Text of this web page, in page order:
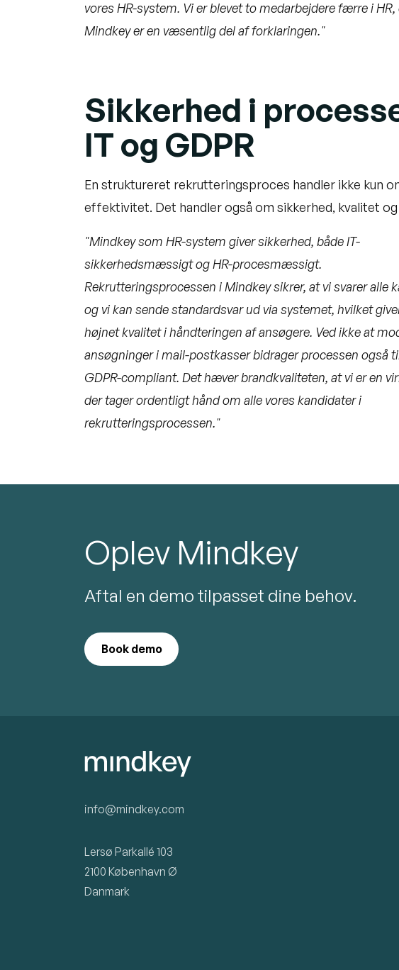
vores HR-system. Vi er blevet to medarbejdere færre i HR,
Mindkey er en væsentlig del af forklaringen."
Sikkerhed i
IT og GDPR
En struktureret rekrutteringsproces handler ikke kun
effektivitet. Det handler også om sikkerhed, kvalitet og
"Mindkey som HR-system giver sikkerhed, både IT-
sikkerhedsmæssigt og HR-procesmæssigt.
Rekrutteringsprocessen i Mindkey sikrer, at vi svarer alle
og vi kan sende standardsvar ud via systemet, hvilket
højnet kvalitet i håndteringen af ansøgere. Ved ikke at
ansøgninger i mail-postkasser bidrager processen også
GDPR-compliant. Det hæver brandkvaliteten, at vi er en
der tager ordentligt hånd om alle vores kandidater i
rekrutteringsprocessen."
Oplev Mindkey
Aftal en demo tilpasset dine behov.
Book demo
info@mindkey.com
Lersø Parkallé 103
2100 København Ø
Danmark